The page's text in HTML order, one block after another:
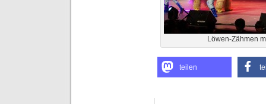
Löwen-Zähmen
teilen